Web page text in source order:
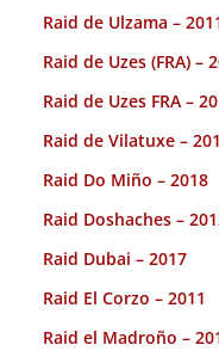
Raid de Ulzama –
Raid de Uzes (FRA) –
Raid de Uzes FRA –
Raid de Vilatuxe –
Raid Do Miño – 2018
Raid Doshaches –
Raid Dubai – 2017
Raid El Corzo – 2011
Raid el Madroño –